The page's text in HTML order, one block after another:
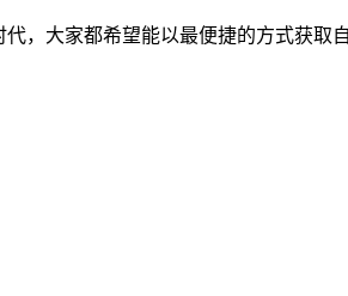
，大家都希望能以最便捷的方式获